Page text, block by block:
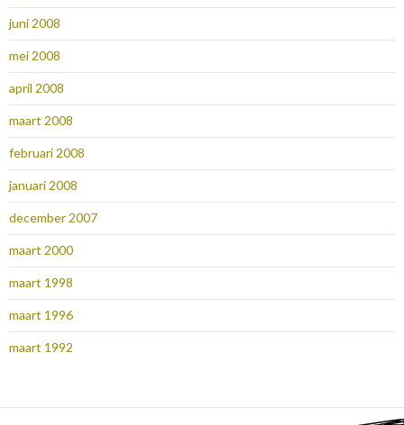
juni 2008
mei 2008
april 2008
maart 2008
februari 2008
januari 2008
december 2007
maart 2000
maart 1998
maart 1996
maart 1992